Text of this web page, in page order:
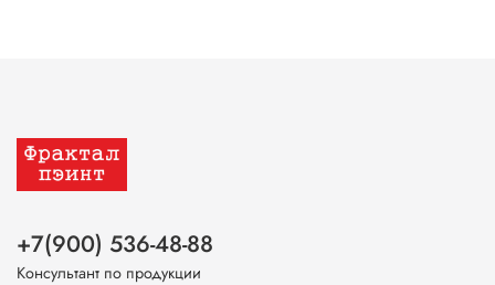
+7(900) 536-48-88
Консультант по продукции